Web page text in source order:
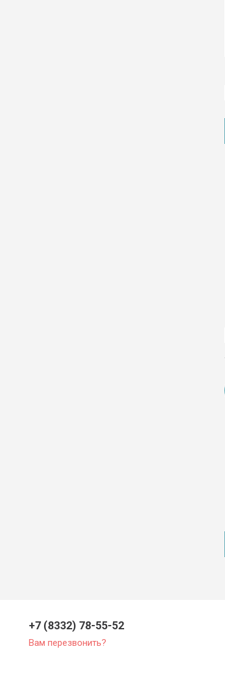
+7 (8332) 78-55-52
Вам перезвонить?